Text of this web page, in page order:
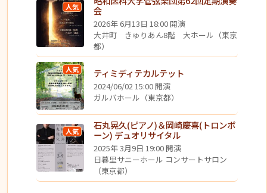
人気
会
2026年 6月13日 18:00 開演
大井町 きゅりあん8階 大ホール（東京
都）
人気 ティミディテカルテット
2024/06/02 15:00 開演
ガルバホール（東京都）
人気
石丸晃久(ピアノ)＆岡崎慶喜(トロンボ
ーン) デュオリサイタル
2025年 3月9日 19:00 開演
日暮里サニーホール コンサートサロン
（東京都）